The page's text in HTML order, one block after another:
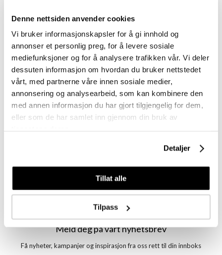
Denne nettsiden anvender cookies
Vi bruker informasjonskapsler for å gi innhold og
annonser et personlig preg, for å levere sosiale
mediefunksjoner og for å analysere trafikken vår. Vi deler
dessuten informasjon om hvordan du bruker nettstedet
vårt, med partnerne våre innen sosiale medier,
annonsering og analysearbeid, som kan kombinere den
med annen informasjon du har gjort tilgjengelig for dem,
eller som de har samlet inn gjennom din bruk av
Detaljer
Tillat alle
Tilpass
dem hver dag. Smykkene er utviklet i samarbeid med
hudleger og passer derfor for alle, også for deg som har
nikkelallergi eller sensitiv hud.
Blomdahl er kvalitetssmykker laget i Sverige med full
kontroll og dokumentasjon.
Leveres i såkalt «clean pack», som bevarer smykket
hygienisk inntil du åpner forpakningen. Etiketten fungerer
som forsegling. Merk: Åpnet forpakning / «clean pack» kan
Meld deg på vårt nyhetsbrev
Få nyheter, kampanjer og inspirasjon fra oss rett til din innboks